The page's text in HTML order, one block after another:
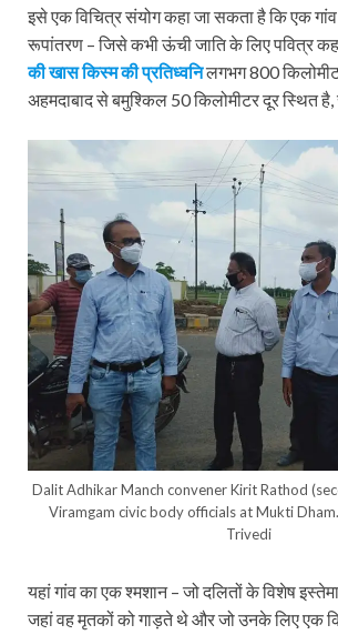
इसे एक विचित्र संयोग कहा जा सकता है कि एक
रूपांतरण – जिसे कभी ऊंची जाति के लिए पवित्र
की खास किस्म की प्रतिध्वनिलगभग 800
अहमदाबाद से बमुश्किल 50 किलोमीटर दूर स्थित है,
Dalit Adhikar Manch convener Kirit Rathod
Viramgam civic body officials at Mukti
Trivedi
यहां गांव का एक श्‍मशान – जो दलितों के विशेष
जहां वह मृतकों को गाड़ते थे और जो उनके लिए एक